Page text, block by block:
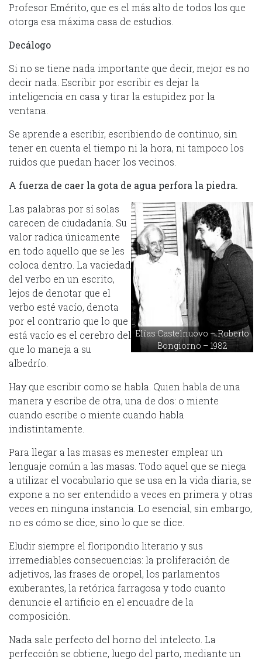
Profesor Emérito, que es el más alto de todos los que
otorga esa máxima casa de estudios.
Decálogo
Si no se tiene nada importante que decir, mejor es no
decir nada. Escribir por escribir es dejar la
inteligencia en casa y tirar la estupidez por la
ventana.
Se aprende a escribir, escribiendo de continuo, sin
tener en cuenta el tiempo ni la hora, ni tampoco los
ruidos que puedan hacer los vecinos.
A fuerza de caer la gota de agua perfora la piedra.
Elías Castelnuovo – Roberto
Bongiorno – 1982
Las palabras por sí solas
carecen de ciudadanía. Su
valor radica únicamente
en todo aquello que se les
coloca dentro. La vaciedad
del verbo en un escrito,
lejos de denotar que el
verbo esté vacío, denota
por el contrario que lo que
está vacío es el cerebro del
que lo maneja a su
albedrío.
Hay que escribir como se habla. Quien habla de una
manera y escribe de otra, una de dos: o miente
cuando escribe o miente cuando habla
indistintamente.
Para llegar a las masas es menester emplear un
lenguaje común a las masas. Todo aquel que se niega
a utilizar el vocabulario que se usa en la vida diaria, se
expone a no ser entendido a veces en primera y otras
veces en ninguna instancia. Lo esencial, sin embargo,
no es cómo se dice, sino lo que se dice.
Eludir siempre el floripondio literario y sus
irremediables consecuencias: la proliferación de
adjetivos, las frases de oropel, los parlamentos
exuberantes, la retórica farragosa y todo cuanto
denuncie el artificio en el encuadre de la
composición.
Nada sale perfecto del horno del intelecto. La
perfección se obtiene, luego del parto, mediante un